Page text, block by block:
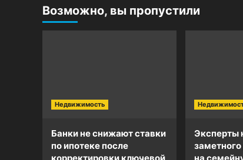
Возможно, вы пропустили
Недвижимость
Банки не снижают ставки
по ипотеке после
Эксперты